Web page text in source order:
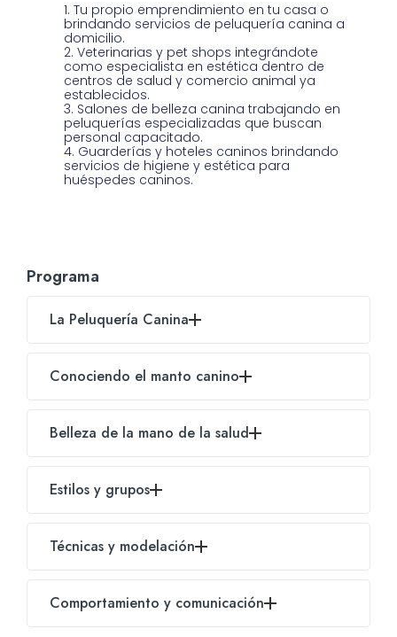
Tu propio emprendimiento en tu casa o
brindando servicios de peluquería canina a
domicilio.
Veterinarias y pet shops integrándote
como especialista en estética dentro de
centros de salud y comercio animal ya
establecidos.
Salones de belleza canina trabajando en
peluquerías especializadas que buscan
personal capacitado.
Guarderías y hoteles caninos brindando
servicios de higiene y estética para
huéspedes caninos.
Programa
La Peluquería Canina
Estrés y problemas de conducta.
Cosmetología.
Conociendo el manto canino
Atención al cliente.
Manejo en las redes sociales.
Tipos de mantos caninos.
Belleza de la mano de la salud
Higiene, seguridad y salud laboral.
Trato al cliente.
Estilos y grupos
Arreglos por razas y grupos (del I al X)
Zonas delicadas de cepillado.
Técnicas y modelación
Comportamiento y comunicación